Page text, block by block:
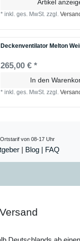
Artikel
*inkl. ges. MwSt. zzgl.
Deckenventilator Melton
265,00 € *
In den
*inkl. ges. MwSt. zzgl.
von 08-17 Uhr
| Blog | FAQ